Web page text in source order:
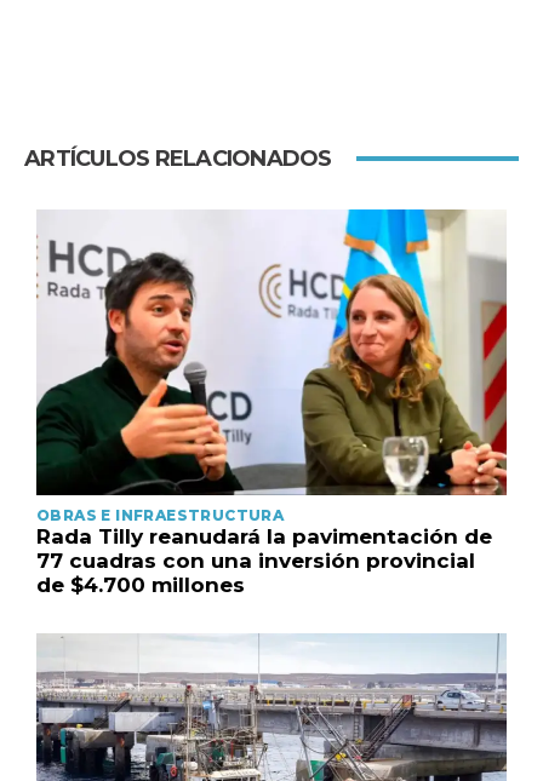
ARTÍCULOS RELACIONADOS
OBRAS E INFRAESTRUCTURA
Rada Tilly reanudará la pavimentación de
77 cuadras con una inversión provincial
de $4.700 millones